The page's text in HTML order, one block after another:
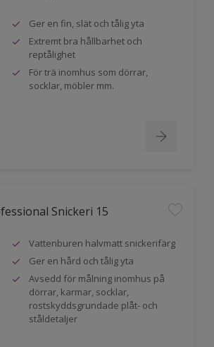
Ger en fin, slät och tålig yta
Extremt bra hållbarhet och
reptålighet
För trä inomhus som dörrar,
socklar, möbler mm.
Snickeri 15
Vattenburen halvmatt snickerifärg
Ger en hård och tålig yta
Avsedd för målning inomhus på
dörrar, karmar, socklar,
rostskyddsgrundade plåt- och
ståldetaljer